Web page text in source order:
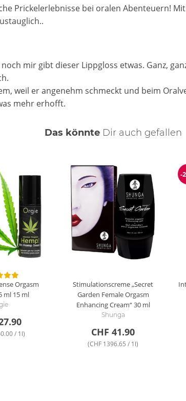
Prickelerlebnisse bei oralen Abenteuern!
mir gibt dieser Lippgloss etwas. Ganz,
weil er angenehm schmeckt und beim
mehr erhofft.
Das könnte Dir auch gefallen
Orgasm
ml 15 ml
/ 1l)
Stimulationscreme „Secret
Garden Female Orgasm
Enhancing Cream“30 ml
Shunga
CHF 41.90
(CHF 1396.65 / 1l)
-